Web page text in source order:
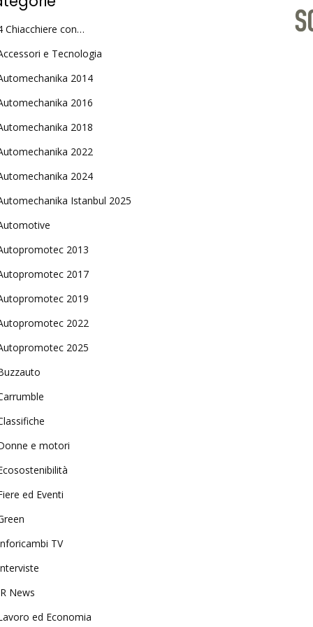
Chiacchiere con…
e Tecnologia
2014
2016
2018
2022
2024
Istanbul 2025
2013
2017
2019
2022
2025
e motori
ed Eventi
TV
News
ed Economia